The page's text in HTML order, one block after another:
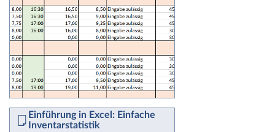
Einführung in Excel: Einfache
Inventarstatistik